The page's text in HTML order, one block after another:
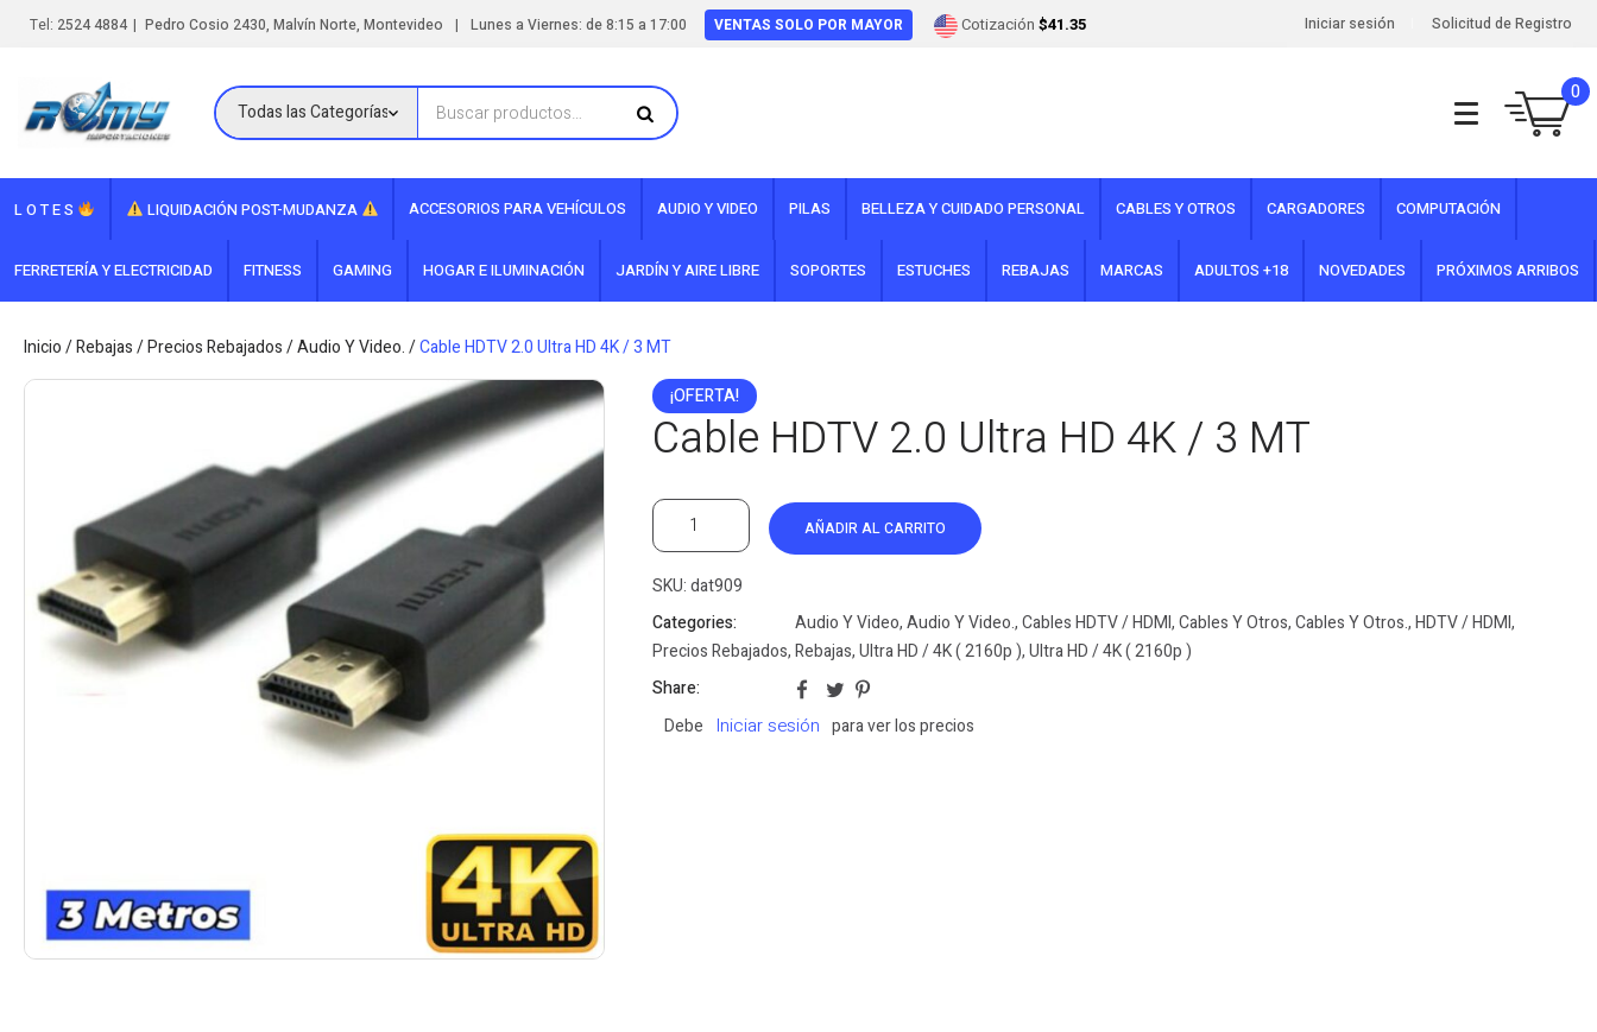
Iniciar sesión Solicitud de Registro
Tel: 2524 4884 | Pedro Cosio 2430, Malvín Norte, Montevideo | Lunes a Viernes: de 8:15 a 17:00 VENTAS SOLO POR MAYOR Cotización $41.35
0
L O T E S LIQUIDACIÓN POST-MUDANZA ACCESORIOS PARA VEHÍCULOS AUDIO Y VIDEO PILAS BELLEZA Y CUIDADO PERSONAL CABLES Y OTROS CARGADORES COMPUTACIÓN
FERRETERÍA Y ELECTRICIDAD FITNESS GAMING HOGAR E ILUMINACIÓN JARDÍN Y AIRE LIBRE SOPORTES ESTUCHES REBAJAS MARCAS ADULTOS +18 NOVEDADES PRÓXIMOS ARRIBOS
Inicio/Rebajas/Precios Rebajados/Audio Y Video./Cable HDTV 2.0 Ultra HD 4K / 3 MT
¡OFERTA!
Cable HDTV 2.0 Ultra HD 4K / 3 MT
AÑADIR AL CARRITO
SKU:dat909
Categories:
Audio Y Video,Audio Y Video.,Cables HDTV / HDMI,Cables Y Otros,Cables Y Otros.,HDTV / HDMI,
Precios Rebajados,Rebajas,Ultra HD / 4K ( 2160p ),Ultra HD / 4K ( 2160p )
Share:
Debe
Iniciar sesión para ver los precios